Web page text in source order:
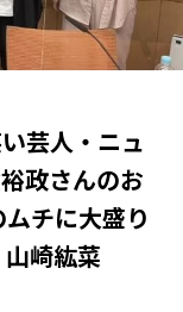
芸人・ニュ
政さんのお
チに大盛り
崎紘菜